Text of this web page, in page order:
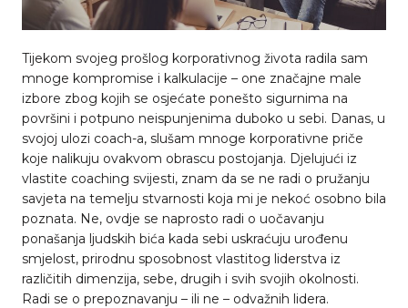
Tijekom svojeg prošlog korporativnog života radila sam
mnoge kompromise i kalkulacije – one značajne male
izbore zbog kojih se osjećate ponešto sigurnima na
površini i potpuno neispunjenima duboko u sebi. Danas, u
svojoj ulozi coach-a, slušam mnoge korporativne priče
koje nalikuju ovakvom obrascu postojanja. Djelujući iz
vlastite coaching svijesti, znam da se ne radi o pružanju
savjeta na temelju stvarnosti koja mi je nekoć osobno bila
poznata. Ne, ovdje se naprosto radi o uočavanju
ponašanja ljudskih bića kada sebi uskraćuju urođenu
smjelost, prirodnu sposobnost vlastitog liderstva iz
različitih dimenzija, sebe, drugih i svih svojih okolnosti.
Radi se o prepoznavanju – ili ne – odvažnih lidera.